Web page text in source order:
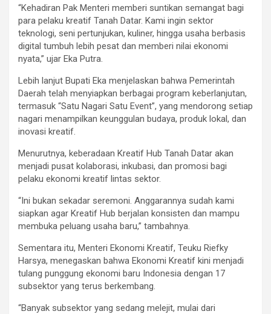
“Kehadiran Pak Menteri memberi suntikan semangat bagi
para pelaku kreatif Tanah Datar. Kami ingin sektor
teknologi, seni pertunjukan, kuliner, hingga usaha berbasis
digital tumbuh lebih pesat dan memberi nilai ekonomi
nyata,” ujar Eka Putra.
Lebih lanjut Bupati Eka menjelaskan bahwa Pemerintah
Daerah telah menyiapkan berbagai program keberlanjutan,
termasuk “Satu Nagari Satu Event”, yang mendorong setiap
nagari menampilkan keunggulan budaya, produk lokal, dan
inovasi kreatif.
Menurutnya, keberadaan Kreatif Hub Tanah Datar akan
menjadi pusat kolaborasi, inkubasi, dan promosi bagi
pelaku ekonomi kreatif lintas sektor.
“Ini bukan sekadar seremoni. Anggarannya sudah kami
siapkan agar Kreatif Hub berjalan konsisten dan mampu
membuka peluang usaha baru,” tambahnya.
Sementara itu, Menteri Ekonomi Kreatif, Teuku Riefky
Harsya, menegaskan bahwa Ekonomi Kreatif kini menjadi
tulang punggung ekonomi baru Indonesia dengan 17
subsektor yang terus berkembang.
“Banyak subsektor yang sedang melejit, mulai dari